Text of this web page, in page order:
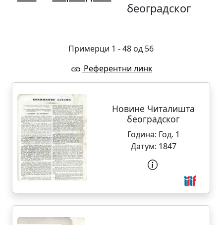
београдског
Примерци 1 - 48 од 56
Референтни линк
Новине Читалишта
београдског
Година: Год. 1
Датум: 1847